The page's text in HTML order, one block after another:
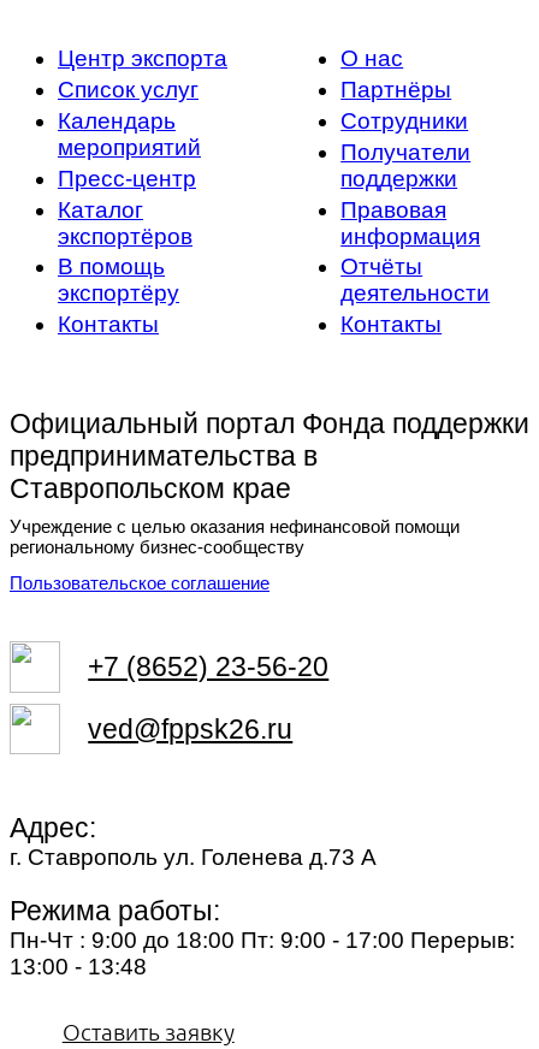
Центр экспорта
Список услуг
Календарь
мероприятий
Пресс-центр
Каталог
экспортёров
В помощь
экспортёру
Контакты
О нас
Партнёры
Сотрудники
Получатели
поддержки
Правовая
информация
Отчёты
деятельности
Контакты
Официальный портал Фонда поддержки
предпринимательства в
Ставропольском крае
Учреждение с целью оказания нефинансовой помощи
региональному бизнес-сообществу
Пользовательское соглашение
+7 (8652) 23-56-20
ved@fppsk26.ru
Адрес:
г. Ставрополь ул. Голенева д.73 A
Режима работы:
Пн-Чт : 9:00 до 18:00 Пт: 9:00 - 17:00 Перерыв:
13:00 - 13:48
Оставить заявку